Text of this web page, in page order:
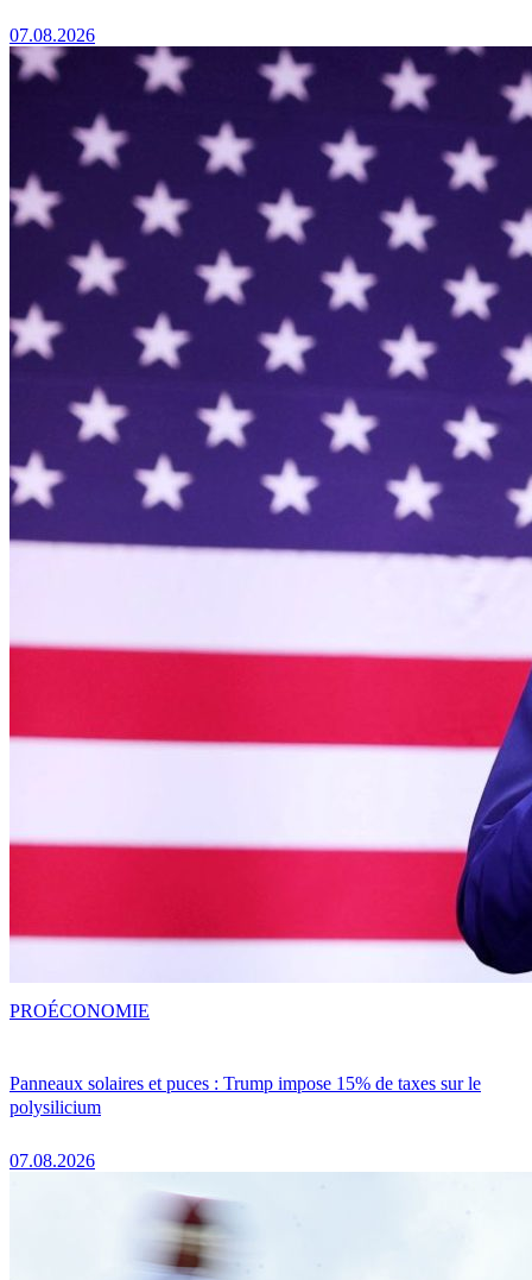
07.08.2026
Panneaux solaires et puces : Trump impose 15% de taxes sur le
polysilicium
07.08.2026
PROÉCONOMIE